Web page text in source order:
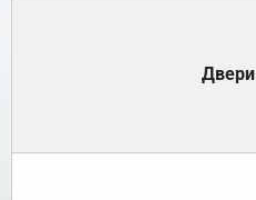
Двери